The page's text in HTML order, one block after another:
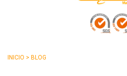
INICIO > BLOG